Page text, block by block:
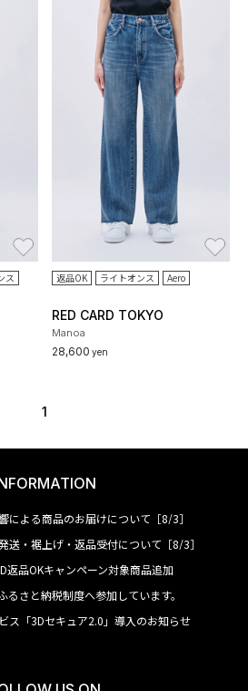
ス
返品OK ライトオンス Aero
RED CARD TOKYO
Manoa
28,600 yen
1
による商品のお届けについて［8/3］
送・裾上げ・返品受付について［8/3］
返品OKキャンペーン対象商品追加
るさと納税制度へ参加しています。
ス「3Dセキュア2.0」導入のお知らせ